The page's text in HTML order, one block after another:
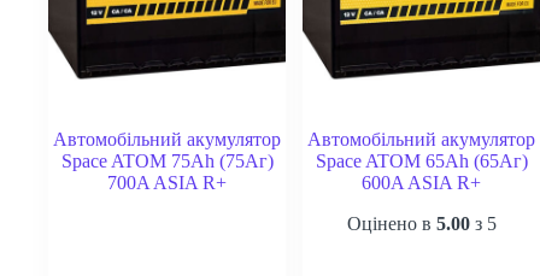
Автомобільний акумулятор
Space ATOM 75Ah (75Аг)
700A ASIA R+
Автомобільний акумулятор
Space ATOM 65Ah (65Аг)
600A ASIA R+
Оцінено в 5.00з 5